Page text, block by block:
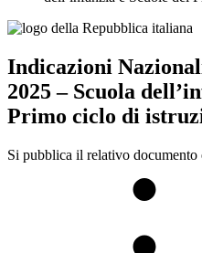
Indicazioni
2025 – Scuola
Primo ciclo di
Si pubblica il relativo